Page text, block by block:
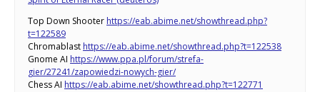
Top Down Shooter https://eab.abime.net/showthread.php?
t=122589
Chromablast https://eab.abime.net/showthread.php?t=122538
Gnome AI https://www.ppa.pl/forum/strefa-
gier/27241/zapowiedzi-nowych-gier/
Chess AI https://eab.abime.net/showthread.php?t=122771